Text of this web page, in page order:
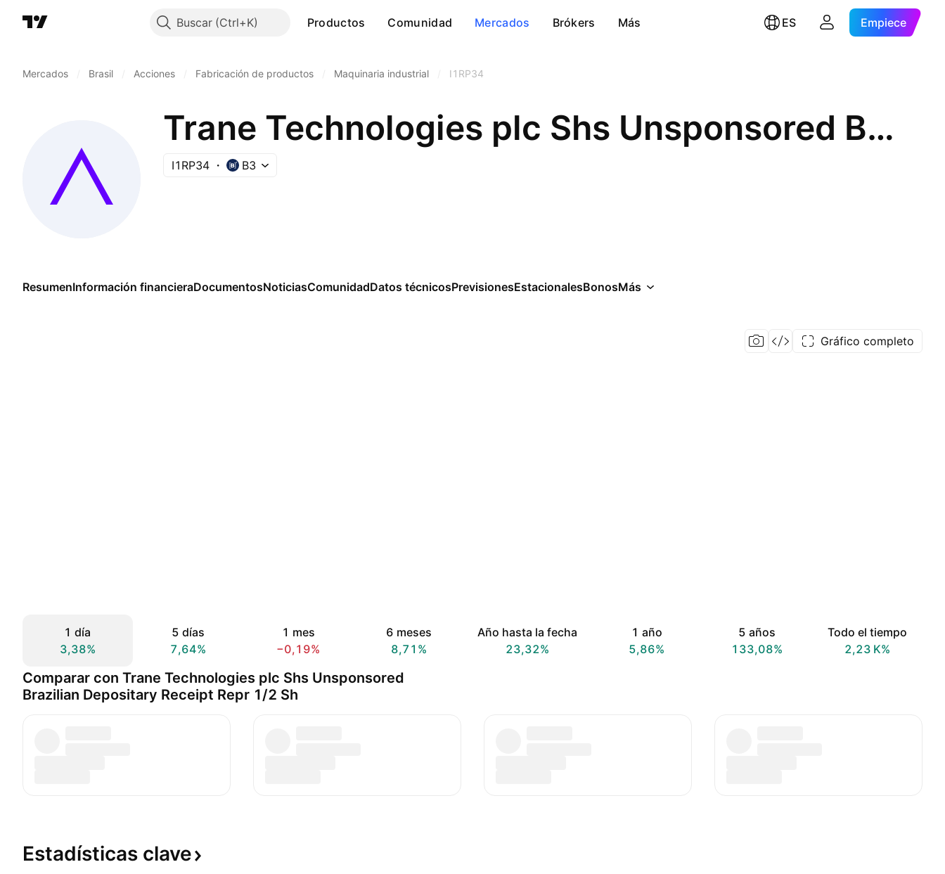
Buscar Productos Comunidad Mercados Brókers Más ES Empiece
Mercados Brasil Acciones Fabricación de productos Maquinaria industrial I1RP34
Trane Technologies plc Shs Unsponsored Brazilian Depositary Receipt Repr 1/2 Sh
I1RP34 B3
ResumenInformación financieraDocumentosNoticiasComunidadDatos técnicosPrevisionesEstacionalesBonosMás
Gráfico completo
1 día
3,38%
5 días
7,64%
1 mes
−0,19%
6 meses
8,71%
Año hasta la fecha
23,32%
1 año
5,86%
5 años
133,08%
Todo el tiempo
‪2,23 K‬%
Comparar con Trane Technologies plc Shs Unsponsored
Brazilian Depositary Receipt Repr 1/2 Sh
Estadísticas clave